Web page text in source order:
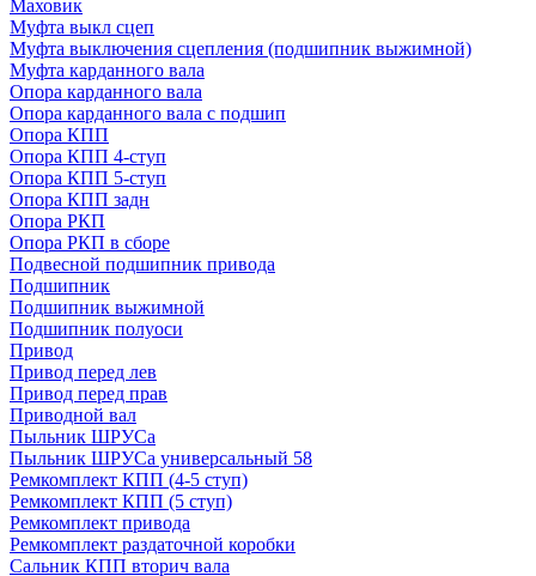
Маховик
Муфта выкл сцеп
Муфта выключения сцепления (подшипник выжимной)
Муфта карданного вала
Опора карданного вала
Опора карданного вала с подшип
Опора КПП
Опора КПП 4-ступ
Опора КПП 5-ступ
Опора КПП задн
Опора РКП
Опора РКП в сборе
Подвесной подшипник привода
Подшипник
Подшипник выжимной
Подшипник полуоси
Привод
Привод перед лев
Привод перед прав
Приводной вал
Пыльник ШРУСа
Пыльник ШРУСа универсальный 58
Ремкомплект КПП (4-5 ступ)
Ремкомплект КПП (5 ступ)
Ремкомплект привода
Ремкомплект раздаточной коробки
Сальник КПП вторич вала